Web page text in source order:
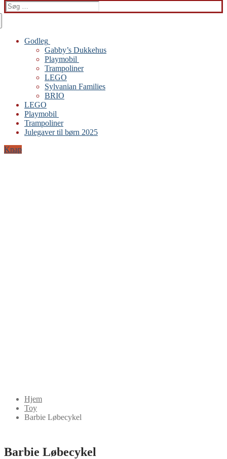
Søg
efter:
Godleg
Gabby’s Dukkehus
Playmobil
Trampoliner
LEGO
Sylvanian Families
BRIO
LEGO
Playmobil
Trampoliner
Julegaver til børn 2025
Knap
Hjem
Toy
Barbie Løbecykel
Barbie Løbecykel